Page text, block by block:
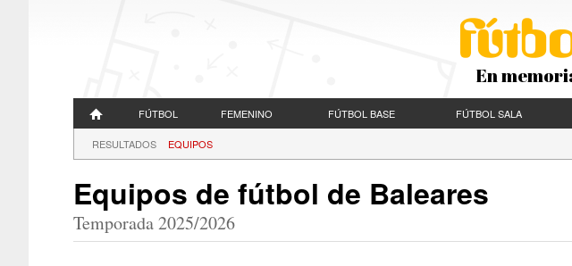
En
FÚTBOL FEMENINO FÚTBOL BASE FÚTBOL SALA
RESULTADOS EQUIPOS
Equipos de fútbol de Baleares
Temporada 2025/2026